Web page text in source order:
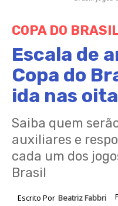
COPA DO
Escala de
Copa do
ida nas
Saiba quem
auxiliares e
cada um dos
Brasil
Escrito Por Beatriz Fabbri